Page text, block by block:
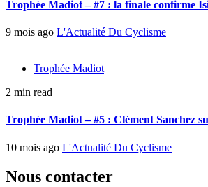
Trophée Madiot – #7 : la finale confirme
9 mois ago L'Actualité Du Cyclisme
Trophée Madiot
2 min read
Trophée Madiot – #5 : Clément Sanchez
10 mois ago L'Actualité Du Cyclisme
Nous contacter